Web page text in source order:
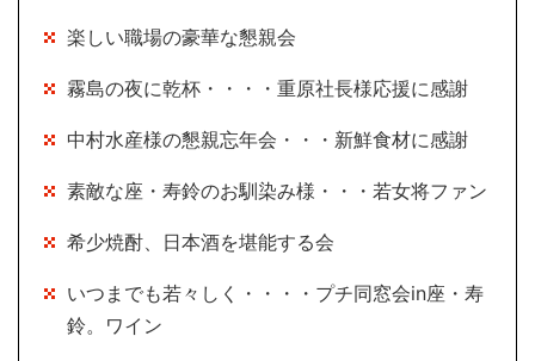
楽しい職場の豪華な懇親会
霧島の夜に乾杯・・・・重原社長様応援に感謝
中村水産様の懇親忘年会・・・新鮮食材に感謝
素敵な座・寿鈴のお馴染み様・・・若女将ファン
希少焼酎、日本酒を堪能する会
いつまでも若々しく・・・・プチ同窓会in座・寿
鈴。ワイン